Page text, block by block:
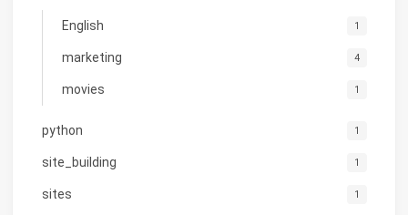
English 1
marketing 4
movies 1
python 1
site_building 1
sites 1